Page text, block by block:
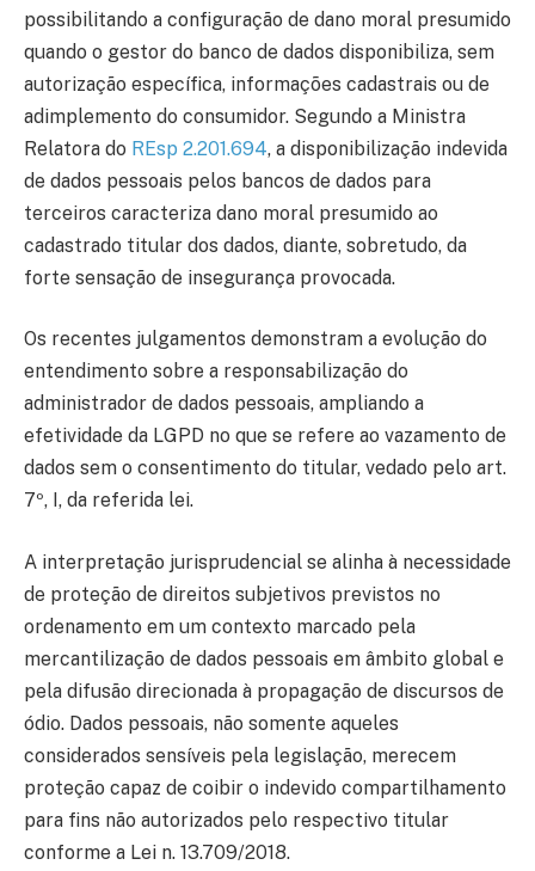
possibilitando a configuração de dano moral presumido
quando o gestor do banco de dados disponibiliza, sem
autorização específica, informações cadastrais ou de
adimplemento do consumidor. Segundo a Ministra
Relatora do REsp 2.201.694, a disponibilização indevida
de dados pessoais pelos bancos de dados para
terceiros caracteriza dano moral presumido ao
cadastrado titular dos dados, diante, sobretudo, da
forte sensação de insegurança provocada.
Os recentes julgamentos demonstram a evolução do
entendimento sobre a responsabilização do
administrador de dados pessoais, ampliando a
efetividade da LGPD no que se refere ao vazamento de
dados sem o consentimento do titular, vedado pelo art.
7º, I, da referida lei.
A interpretação jurisprudencial se alinha à necessidade
de proteção de direitos subjetivos previstos no
ordenamento em um contexto marcado pela
mercantilização de dados pessoais em âmbito global e
pela difusão direcionada à propagação de discursos de
ódio. Dados pessoais, não somente aqueles
considerados sensíveis pela legislação, merecem
proteção capaz de coibir o indevido compartilhamento
para fins não autorizados pelo respectivo titular
conforme a Lei n. 13.709/2018.